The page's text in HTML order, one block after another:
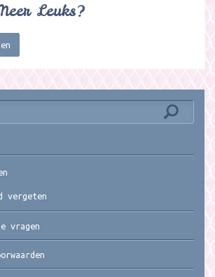
Leuks?
vergeten
vragen